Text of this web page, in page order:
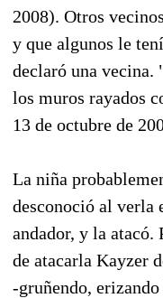
2008). Otros
y que algunos le
declaró una vecina.
los muros rayados
13 de octubre de
La niña
desconoció al verla
andador, y la atacó.
de atacarla Kayzer
-gruñendo,